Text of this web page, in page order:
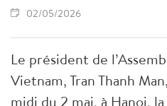
02/05/2026
Le président de
Vietnam, Tran Thanh
midi du 2 mai, à Hanoi,